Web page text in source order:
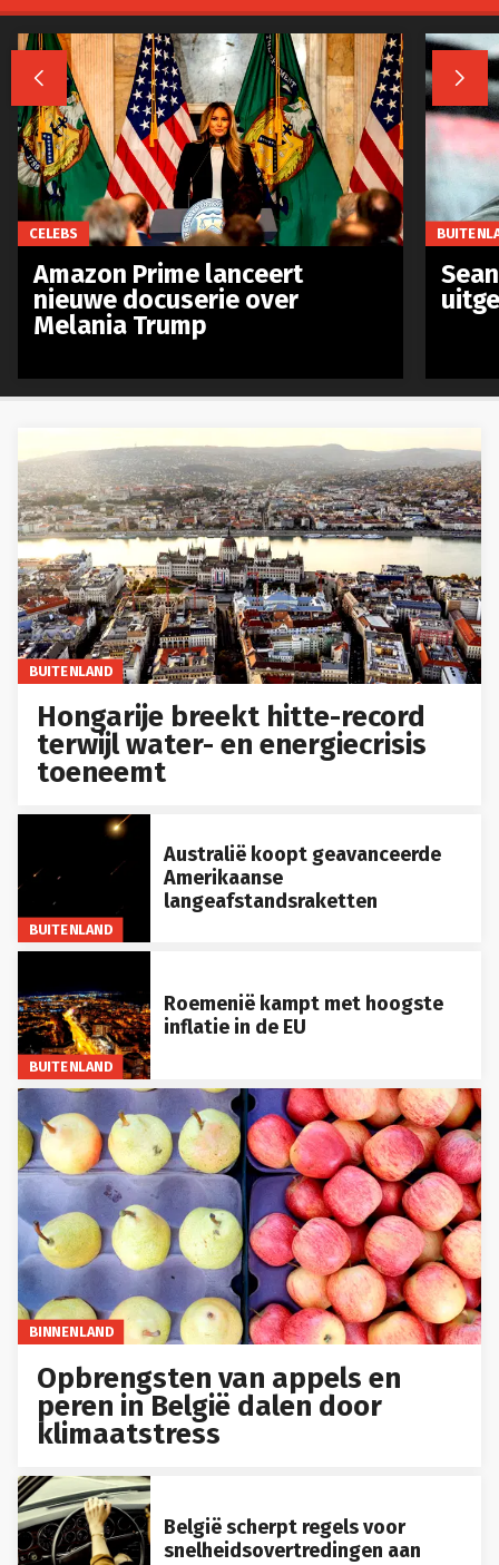
BUITENLAND
Hongarije breekt hitte-record
terwijl water- en energiecrisis
toeneemt
BUITENLAND
Australië koopt geavanceerde
Amerikaanse
langeafstandsraketten
BUITENLAND
Roemenië kampt met hoogste
inflatie in de EU
BINNENLAND
Opbrengsten van appels en
peren in België dalen door
klimaatstress
België scherpt regels voor
snelheidsovertredingen aan
 
CELEBS
Amazon Prime lanceert
nieuwe docuserie over
Melania Trump